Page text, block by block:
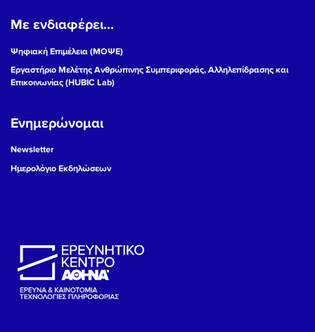
Με ενδιαφέρει...
Ψηφιακή Επιμέλεια (ΜΟΨΕ)
Εργαστήριο Μελέτης Ανθρώπινης Συμπεριφοράς, Αλληλεπίδρασης και
Επικοινωνίας (HUBIC Lab)
Ενημερώνομαι
Newsletter
Ημερολόγιο Εκδηλώσεων